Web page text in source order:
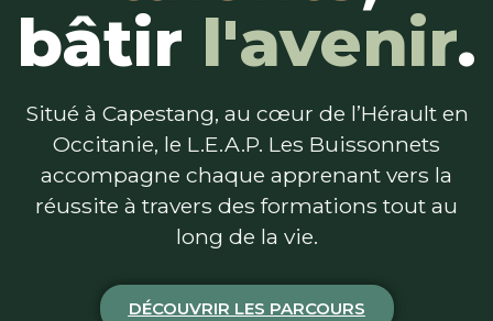
bâtir l'avenir.
Situé à Capestang, au cœur de l’Hérault en
Occitanie, le L.E.A.P. Les Buissonnets
accompagne chaque apprenant vers la
réussite à travers des formations tout au
long de la vie.
DÉCOUVRIR LES PARCOURS